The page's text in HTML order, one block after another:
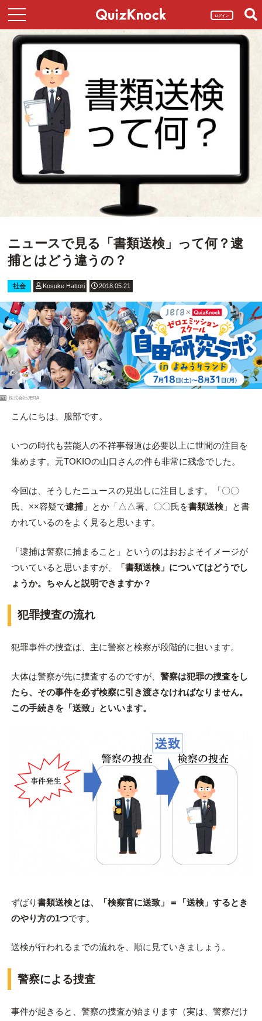
ログイン
ニュースで見る「書類送検」って何？逮
捕とはどう違うの？
社会 Kosuke Hattori 2018.05.21
PR 株式会社JERA
こんにちは、服部です。
いつの時代も芸能人の不祥事報道は必要以上に世間の注目を
集めます。元TOKIOの山口さんの件も非常に残念でした。
今回は、そうしたニュースの見出しに注目します。「〇〇
氏、××容疑で逮捕」とか「△△署、〇〇氏を書類送検」と書
かれているのをよく見ると思います。
「逮捕は警察に捕まること」というのはおおよそイメージが
ついていると思いますが、
「書類送検」についてはどうでし
ょうか。ちゃんと説明できますか？
犯罪捜査の流れ
犯罪事件の捜査は、主に警察と検察が段階的に担います。
大体は警察が先に捜査するのですが、 警察は犯罪の捜査をし
たら、その事件を必ず検察に引き渡さなければなりません。
この手続きを「送致」といいます。
ずばり書類送検とは、「検察官に送致」＝「送検」するとき
のやり方の1つです。
送検が行われるまでの流れを、順に見ていきましょう。
警察による捜査
事件が起きると、警察の捜査が始まります（実は、警察だけ